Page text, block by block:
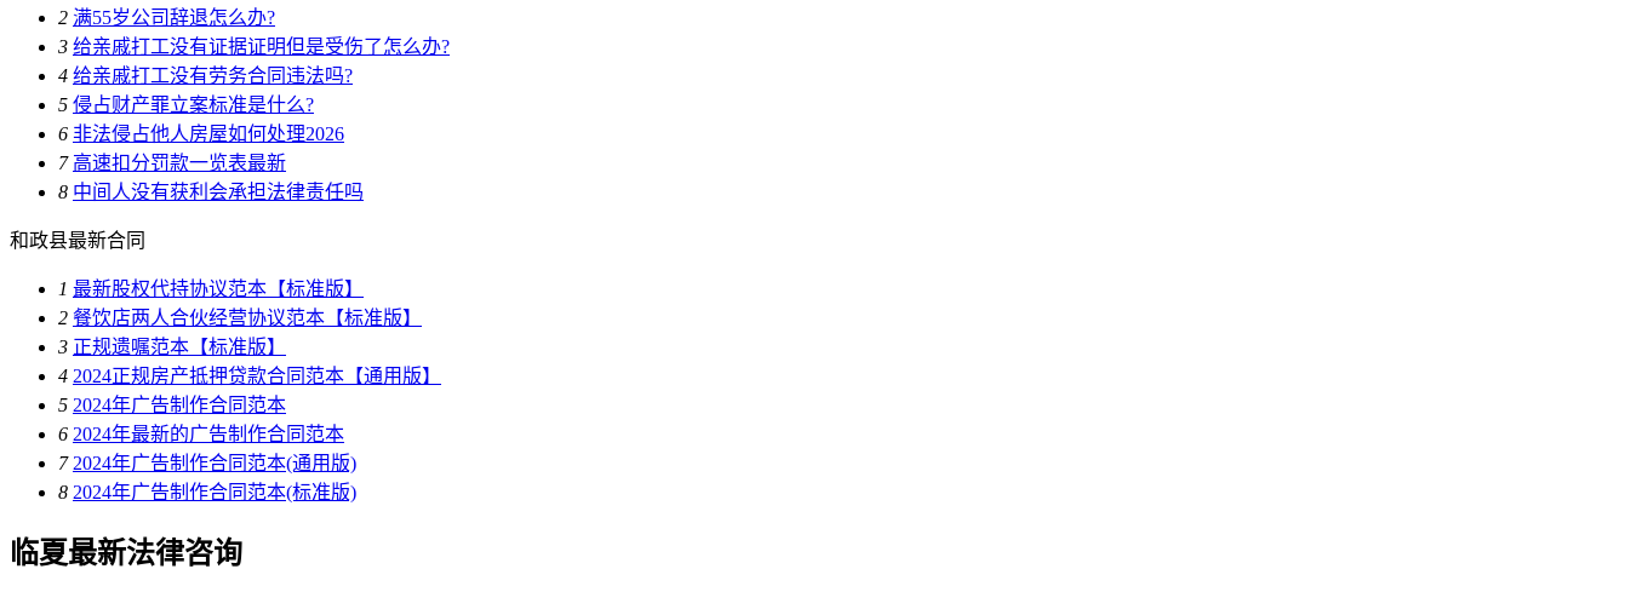
2 满55岁公司辞退怎么办?
3 给亲戚打工没有证据证明但是受伤了怎么办?
4 给亲戚打工没有劳务合同违法吗?
5 侵占财产罪立案标准是什么?
6 非法侵占他人房屋如何处理2026
7 高速扣分罚款一览表最新
8 中间人没有获利会承担法律责任吗
和政县最新合同
1 最新股权代持协议范本【标准版】
2 餐饮店两人合伙经营协议范本【标准版】
3 正规遗嘱范本【标准版】
4 2024正规房产抵押贷款合同范本【通用版】
5 2024年广告制作合同范本
6 2024年最新的广告制作合同范本
7 2024年广告制作合同范本(通用版)
8 2024年广告制作合同范本(标准版)
临夏最新法律咨询